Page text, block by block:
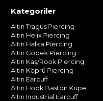
Kategoriler
Altın Tragus Piercing
Altın Helix Piercing
Altın Halka Piercing
Altın Göbek Piercing
Altın Kaş/Rook Piercing
Altın Köprü Piercing
Altın Earcuff
Altın Hook Baston Küpe
Altın Industrial Earcuff